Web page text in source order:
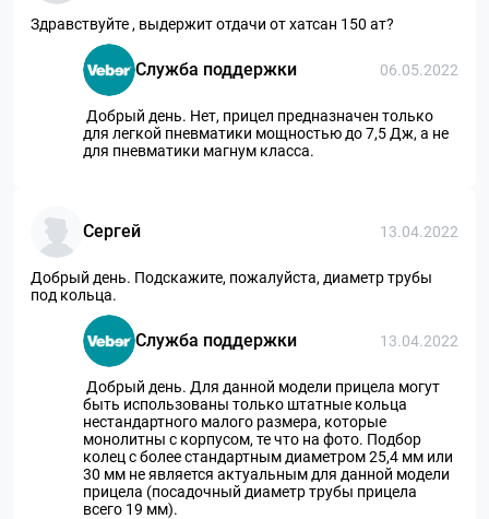
Здравствуйте , выдержит отдачи от хатсан 150 ат?
Служба поддержки 06.05.2022
Добрый день. Нет, прицел предназначен только
для легкой пневматики мощностью до 7,5 Дж, а не
для пневматики магнум класса.
Сергей 13.04.2022
Добрый день. Подскажите, пожалуйста, диаметр трубы
под кольца.
Служба поддержки 13.04.2022
Добрый день. Для данной модели прицела могут
быть использованы только штатные кольца
нестандартного малого размера, которые
монолитны с корпусом, те что на фото. Подбор
колец с более стандартным диаметром 25,4 мм или
30 мм не является актуальным для данной модели
прицела (посадочный диаметр трубы прицела
всего 19 мм).